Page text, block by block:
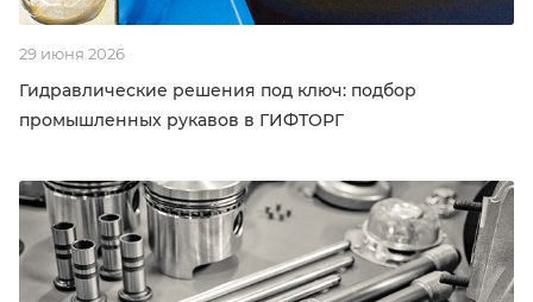
29 июня 2026
Гидравлические решения под ключ: подбор
промышленных рукавов в ГИФТОРГ